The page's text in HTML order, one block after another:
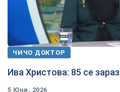
ЧИЧО ДОКТОР
Ива Христова: 85 се
5 Юни, 2026